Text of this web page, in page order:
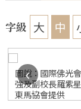
字級 大 中
圖說：國際佛光
強及副校長羅紫
東馬協會提供
‹